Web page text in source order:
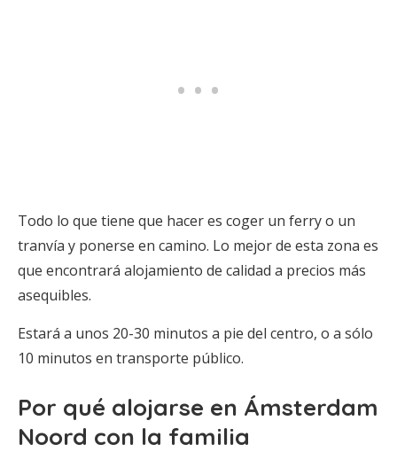
Todo lo que tiene que hacer es coger un ferry o un
tranvía y ponerse en camino. Lo mejor de esta zona es
que encontrará alojamiento de calidad a precios más
asequibles.
Estará a unos 20-30 minutos a pie del centro, o a sólo
10 minutos en transporte público.
Por qué alojarse en Ámsterdam
Noord con la familia